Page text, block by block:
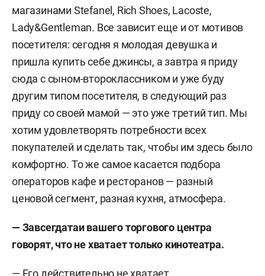
магазинами Stefanel, Rich Shoes, Lacoste,
Lady&Gentleman. Все зависит еще и от мотивов
посетителя: сегодня я молодая девушка и
пришла купить себе джинсы, а завтра я приду
сюда с сыном-второклассником и уже буду
другим типом посетителя, в следующий раз
приду со своей мамой — это уже третий тип. Мы
хотим удовлетворять потребности всех
покупателей и сделать так, чтобы им здесь было
комфортно. То же самое касается подбора
операторов кафе и ресторанов — разный
ценовой сегмент, разная кухня, атмосфера.
— Завсегдатаи вашего торгового центра
говорят, что не хватает только кинотеатра.
— Его действительно не хватает.